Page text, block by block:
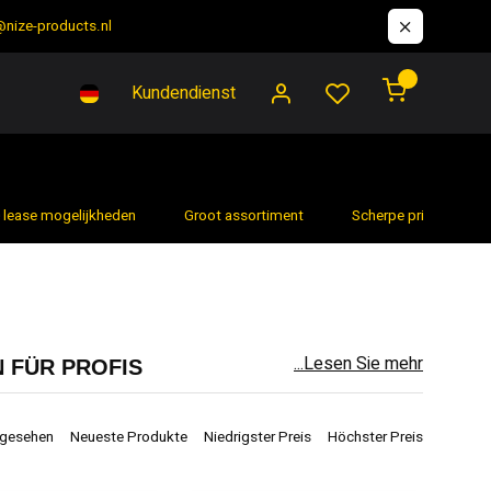
products.nl
Kundendienst
Groot assortiment Scherpe prijzen - Snelle Levertijden
FÜR PROFIS
zeichnet sich Hofftech durch
...Lesen Sie mehr
Neueste Produkte Niedrigster Preis Höchster Preis